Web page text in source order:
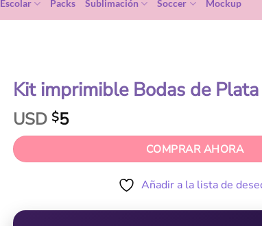
Escolar Packs Sublimación Soccer Mockup
Kit imprimible Bodas de Plata
USD $5
COMPRAR AHORA
Añadir a la lista de